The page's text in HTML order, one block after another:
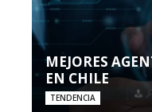
MEJORES
EN CHILE
TENDENCIA